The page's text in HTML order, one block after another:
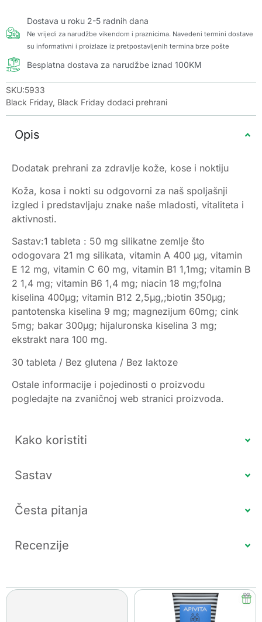
Dostava u roku 2-5 radnih dana
Ne vrijedi za narudžbe vikendom i praznicima. Navedeni termini dostave
su informativni i proizlaze iz pretpostavljenih termina brze pošte
Besplatna dostava za narudžbe iznad 100KM
SKU:5933
Black Friday, Black Friday dodaci prehrani
Opis
Dodatak prehrani za zdravlje kože, kose i noktiju
Koža, kosa i nokti su odgovorni za naš spoljašnji
izgled i predstavljaju znake naše mladosti, vitaliteta i
aktivnosti.
Sastav:1 tableta : 50 mg silikatne zemlje što
odogovara 21 mg silikata, vitamin A 400 µg, vitamin
E 12 mg, vitamin C 60 mg, vitamin B1 1,1mg; vitamin B
2 1,4 mg; vitamin B6 1,4 mg; niacin 18 mg;folna
kiselina 400µg; vitamin B12 2,5µg,;biotin 350µg;
pantotenska kiselina 9 mg; magnezijum 60mg; cink
5mg; bakar 300µg; hijaluronska kiselina 3 mg;
ekstrakt nara 100 mg.
30 tableta / Bez glutena / Bez laktoze
Ostale informacije i pojedinosti o proizvodu
pogledajte na zvaničnoj web stranici proizvoda.
Kako koristiti
Sastav
Česta pitanja
Recenzije